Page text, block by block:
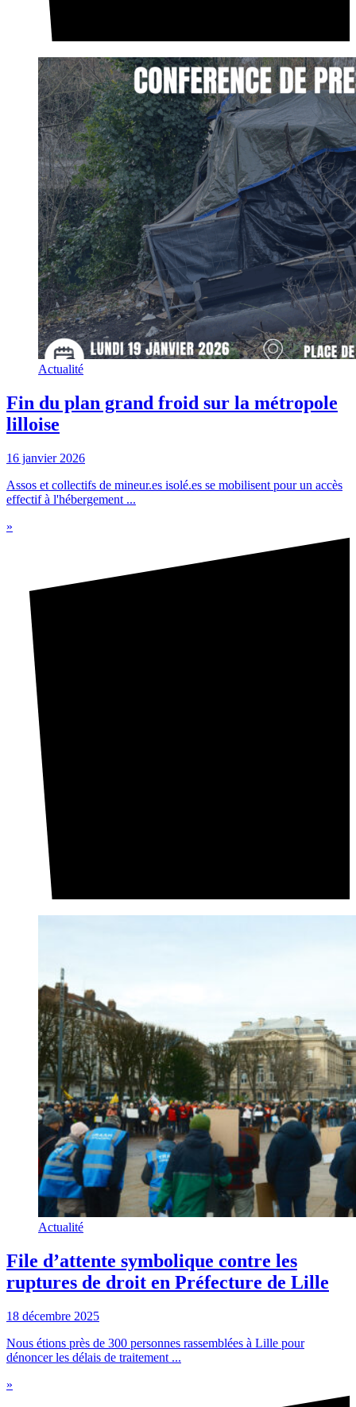
Actualité
Fin du plan grand froid sur la métropole
lilloise
16 janvier 2026
Assos et collectifs de mineur.es isolé.es se mobilisent pour un accès
effectif à l'hébergement ...
»
Actualité
File d’attente symbolique contre les
ruptures de droit en Préfecture de Lille
18 décembre 2025
Nous étions près de 300 personnes rassemblées à Lille pour
dénoncer les délais de traitement ...
»